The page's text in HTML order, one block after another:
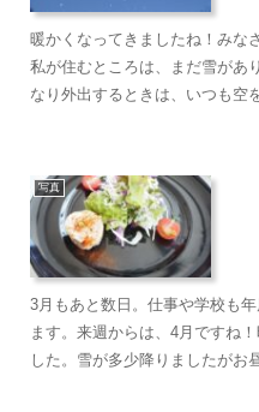
暖かくなってきましたね！みな
私が住むところは、まだ雪があ
なり外出するときは、いつも空
写真
3月もあと数日。仕事や学校も
ます。来週からは、4月ですね
した。雪が多少降りましたがお